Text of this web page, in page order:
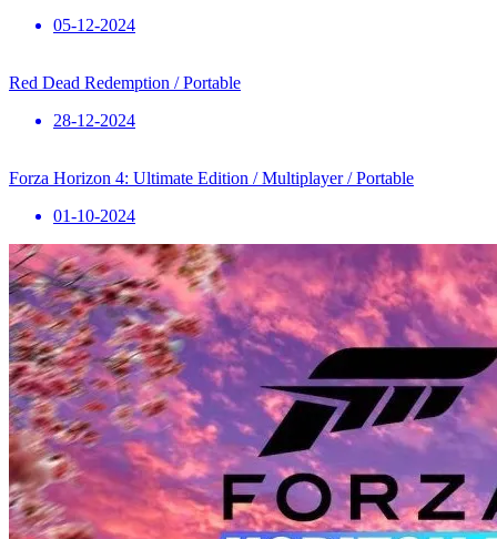
05-12-2024
Red Dead Redemption / Portable
28-12-2024
Forza Horizon 4: Ultimate Edition / Multiplayer / Portable
01-10-2024